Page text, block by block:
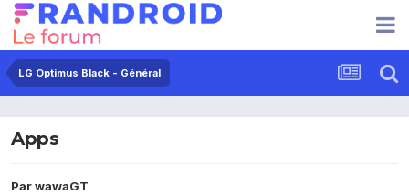
LG Optimus Black - Général
Apps
ParwawaGT